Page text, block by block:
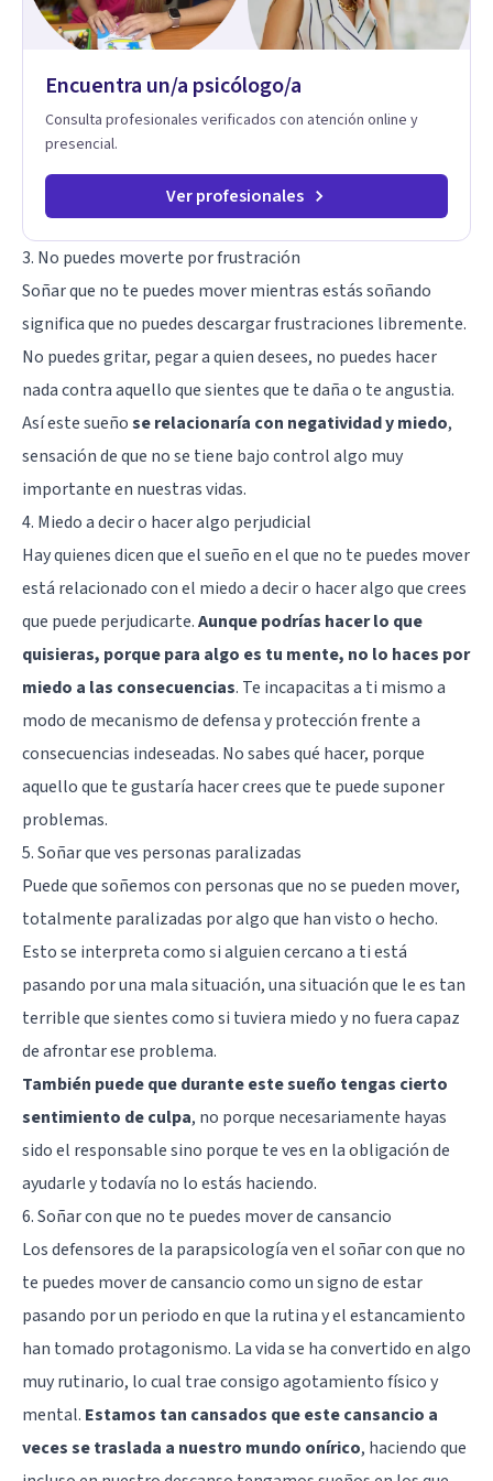
Encuentra un/a psicólogo/a
Consulta profesionales verificados con atención online y
presencial.
Ver profesionales
3. No puedes moverte por frustración
Soñar que no te puedes mover mientras estás soñando
significa que no puedes descargar frustraciones libremente.
No puedes gritar, pegar a quien desees, no puedes hacer
nada contra aquello que sientes que te daña o te angustia.
Así este sueñose relacionaría con negatividad y miedo,
sensación de que no se tiene bajo control algo muy
importante en nuestras vidas.
4. Miedo a decir o hacer algo perjudicial
Hay quienes dicen que el sueño en el que no te puedes mover
está relacionado con el miedo a decir o hacer algo que crees
que puede perjudicarte.Aunque podrías hacer lo que
quisieras, porque para algo es tu mente, no lo haces por
miedo a las consecuencias. Te incapacitas a ti mismo a
modo de mecanismo de defensa y protección frente a
consecuencias indeseadas. No sabes qué hacer, porque
aquello que te gustaría hacer crees que te puede suponer
problemas.
5. Soñar que ves personas paralizadas
Puede que soñemos con personas que no se pueden mover,
totalmente paralizadas por algo que han visto o hecho.
Esto se interpreta como si alguien cercano a ti está
pasando por una mala situación, una situación que le es tan
terrible que sientes como si tuviera miedo y no fuera capaz
de afrontar ese problema.
También puede que durante este sueño tengas cierto
sentimiento de culpa, no porque necesariamente hayas
sido el responsable sino porque te ves en la obligación de
ayudarle y todavía no lo estás haciendo.
6. Soñar con que no te puedes mover de cansancio
Los defensores de la parapsicología ven el soñar con que no
te puedes mover de cansancio como un signo de estar
pasando por un periodo en que la rutina y el estancamiento
han tomado protagonismo. La vida se ha convertido en algo
muy rutinario, lo cual trae consigo agotamiento físico y
mental. Estamos tan cansados que este cansancio a
veces se traslada a nuestro mundo onírico, haciendo que